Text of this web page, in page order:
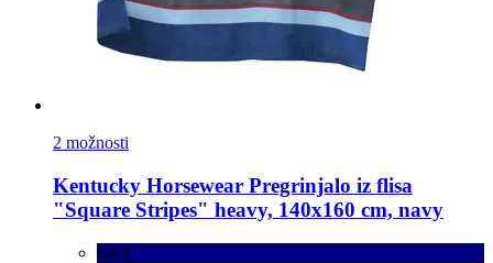
2 možnosti
Kentucky Horsewear Pregrinjalo iz flisa
"Square Stripes" heavy, 140x160 cm, navy
navy